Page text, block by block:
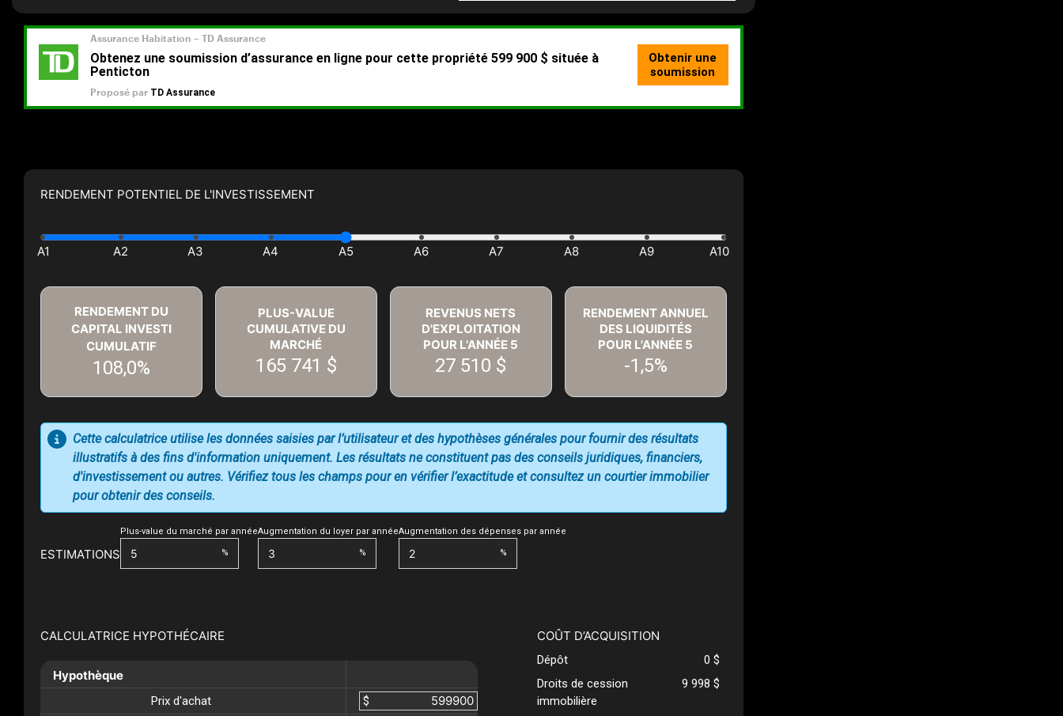
RENDEMENT POTENTIEL DE L'INVESTISSEMENT
RENDEMENT DU
CAPITAL INVESTI
CUMULATIF
108,0%
PLUS-VALUE
CUMULATIVE DU
MARCHÉ
165 741 $
REVENUS NETS
D'EXPLOITATION
POUR L'ANNÉE 5
27 510 $
RENDEMENT ANNUEL
DES LIQUIDITÉS
POUR L'ANNÉE 5
-1,5%
ESTIMATIONS
Plus-value du marché par année
%
Augmentation du loyer par année
%
Augmentation des dépenses par année
%
Cette calculatrice utilise les données saisies par l’utilisateur et des hypothèses générales pour fournir des résultats
illustratifs à des fins d'information uniquement. Les résultats ne constituent pas des conseils juridiques, financiers,
d'investissement ou autres. Vérifiez tous les champs pour en vérifier l’exactitude et consultez un courtier immobilier
pour obtenir des conseils.
CALCULATRICE HYPOTHÉCAIRE
Hypothèque
Prix d'achat $
COÛT D’ACQUISITION
Dépôt
0 $
Droits de cession
immobilière
9 998 $